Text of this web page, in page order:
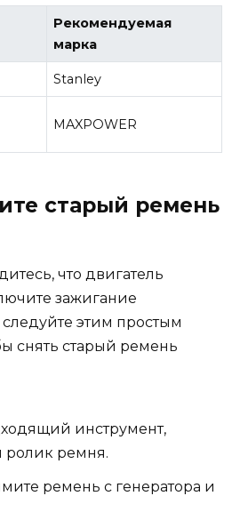
Рекомендуемая
марка
Stanley
MAXPOWER
старый ремень
что двигатель
зажигание
этим простым
снять старый ремень
инструмент,
ролик ремня.
ремень с генератора и